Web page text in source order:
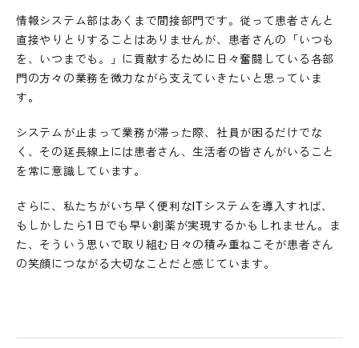
情報システム部はあくまで間接部門です。従って患者さんと
直接やりとりすることはありませんが、患者さんの「いつも
を、いつまでも。」に貢献するために日々奮闘している各部
門の方々の業務を微力ながら支えていきたいと思っていま
す。
システムが止まって業務が滞った際、社員が困るだけでな
く、その延長線上には患者さん、生活者の皆さんがいること
を常に意識しています。
さらに、私たちがいち早く便利なITシステムを導入すれば、
もしかしたら1日でも早い創薬が実現するかもしれません。ま
た、そういう思いで取り組む日々の積み重ねこそが患者さん
の笑顔につながる大切なことだと感じています。